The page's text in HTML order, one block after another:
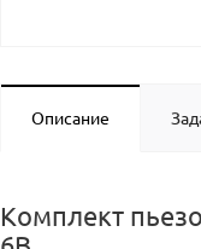
Описание
Комплект